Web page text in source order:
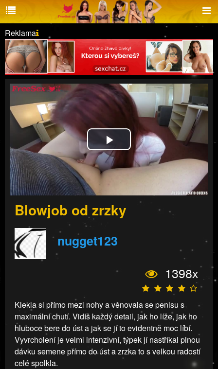
Reklama
Play
Video
Blowjob od zrzky
nugget123
1398x
Klekla si přímo mezi nohy a věnovala se penisu s
maximální chutí. Vidíš každý detail, jak ho líže, jak ho
hluboce bere do úst a jak se jí to evidentně moc líbí.
Vyvrcholení je velmi intenzivní, týpek jí nastříkal plnou
dávku semene přímo do úst a zrzka to s velkou radostí
celé spolkla.